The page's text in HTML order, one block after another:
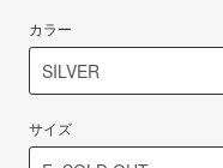
カラー
サイズ